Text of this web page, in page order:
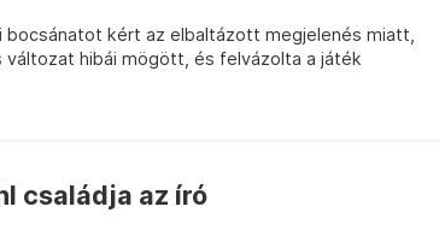
bocsánatot kért az elbaltázott megjelenés miatt,
hibái mögött, és felvázolta a játék
családja az író